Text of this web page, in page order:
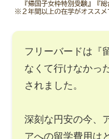
フリーバードは『
なくて行けなかっ
されました。
深刻な円安の今、
アへの留学費用は